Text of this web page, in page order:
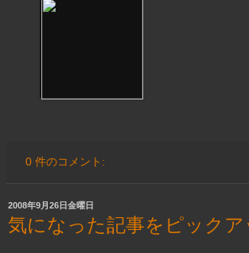
0 件のコメント:
2008年9月26日金曜日
気になった記事をピック